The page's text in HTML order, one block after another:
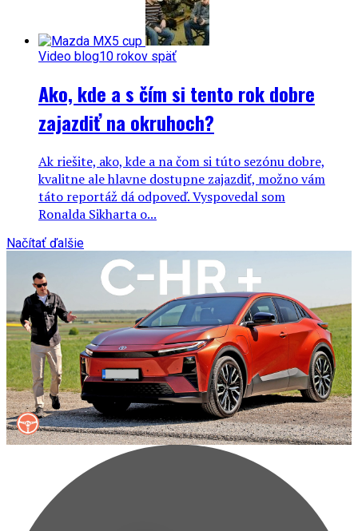
Video blog10 rokov späť
Ako, kde a s čím si tento rok dobre
zajazdiť na okruhoch?
Ak riešite, ako, kde a na čom si túto sezónu dobre,
kvalitne ale hlavne dostupne zajazdiť, možno vám
táto reportáž dá odpoveď. Vyspovedal som
Ronalda Sikharta o...
Načítať ďalšie